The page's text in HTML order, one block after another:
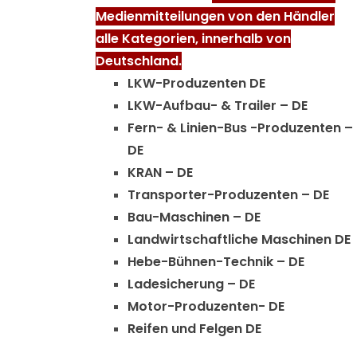
Medienmitteilungen von den Händler
alle Kategorien, innerhalb von
Deutschland.
LKW-Produzenten DE
LKW-Aufbau- & Trailer – DE
Fern- & Linien-Bus -Produzenten –
DE
KRAN – DE
Transporter-Produzenten – DE
Bau-Maschinen – DE
Landwirtschaftliche Maschinen DE
Hebe-Bühnen-Technik – DE
Ladesicherung – DE
Motor-Produzenten- DE
Reifen und Felgen DE